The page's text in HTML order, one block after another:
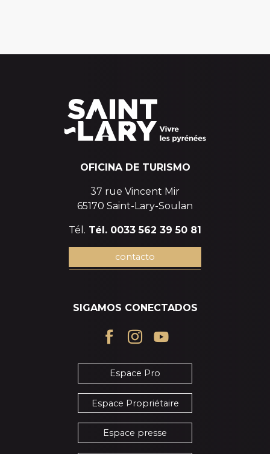
OFICINA DE TURISMO
37 rue Vincent Mir
65170 Saint-Lary-Soulan
Tél. Tél. 0033 562 39 50 81
contacto
SIGAMOS CONECTADOS
Espace Pro
Espace Propriétaire
Espace presse